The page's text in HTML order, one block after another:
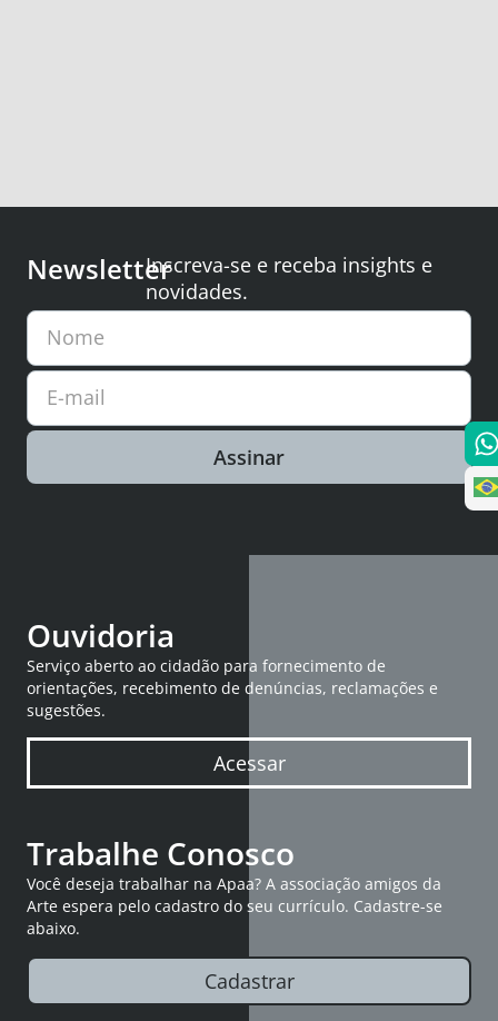
NewsletterInscreva-se e receba insights e
novidades.
Nome
E-mail
Assinar
Ouvidoria
Serviço aberto ao cidadão para fornecimento de
orientações, recebimento de denúncias, reclamações e
sugestões.
Acessar
Trabalhe Conosco
Você deseja trabalhar na Apaa? A associação amigos da
Arte espera pelo cadastro do seu currículo. Cadastre-se
abaixo.
Cadastrar